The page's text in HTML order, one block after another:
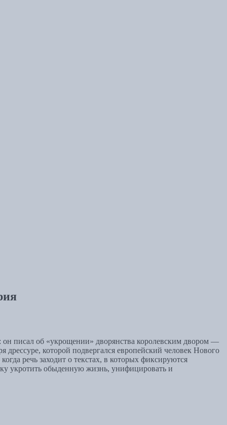
писал об «укрощении» дворянства королевским двором —
которой подвергался европейский человек Нового
речь заходит о текстах, в которых фиксируются
укротить обыденную жизнь, унифицировать и